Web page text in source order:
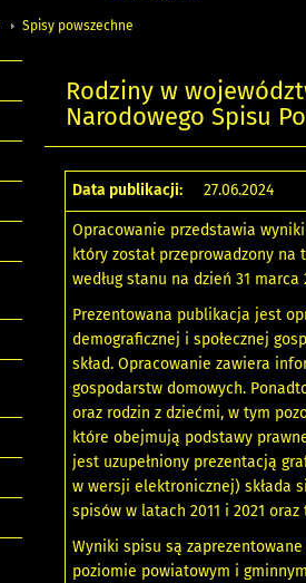
Spisy powszechne
Rodziny w
Narodowego Spisu
Data publikacji: 27.06.2024
Opracowanie przedstawia
który został przeprowadzony
według stanu na dzień 31 marca
Prezentowana publikacja jest
demograficznej i społecznej
skład. Opracowanie zawiera
gospodarstw domowych.
oraz rodzin z dziećmi, w tym
które obejmują podstawy
jest uzupełniony prezentacją
w wersji elektronicznej) składa
spisów w latach 2011 i 2021
Wyniki spisu są
poziomie powiatowym i